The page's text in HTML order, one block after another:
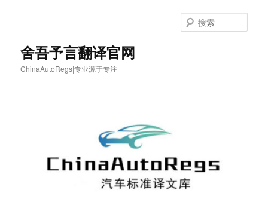
舍吾予言翻译官网
ChinaAutoRegs|专业源于专注
索